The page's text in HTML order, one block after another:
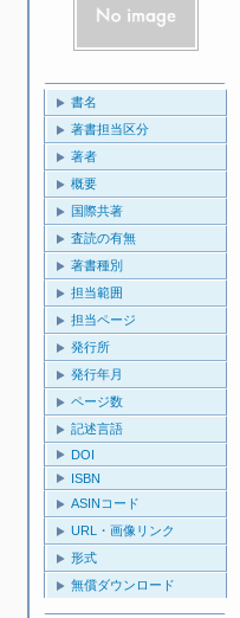
書名
著書担当区分
著者
概要
国際共著
査読の有無
著書種別
担当範囲
担当ページ
発行所
発行年月
ページ数
記述言語
DOI
ISBN
ASINコード
URL・画像リンク
形式
無償ダウンロード